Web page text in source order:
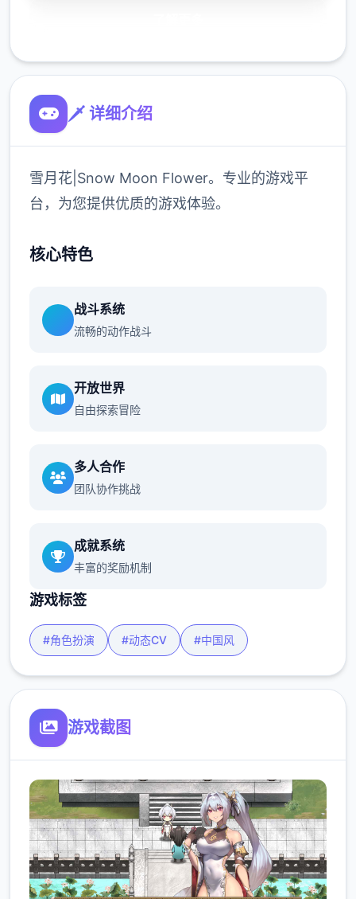
🗡️ 详细介绍
雪月花|Snow Moon Flower。专业的游戏平
台，为您提供优质的游戏体验。
核心特色
战斗系统
流畅的动作战斗
开放世界
自由探索冒险
多人合作
团队协作挑战
成就系统
丰富的奖励机制
游戏标签
#角色扮演 #动态CV #中国风
游戏截图